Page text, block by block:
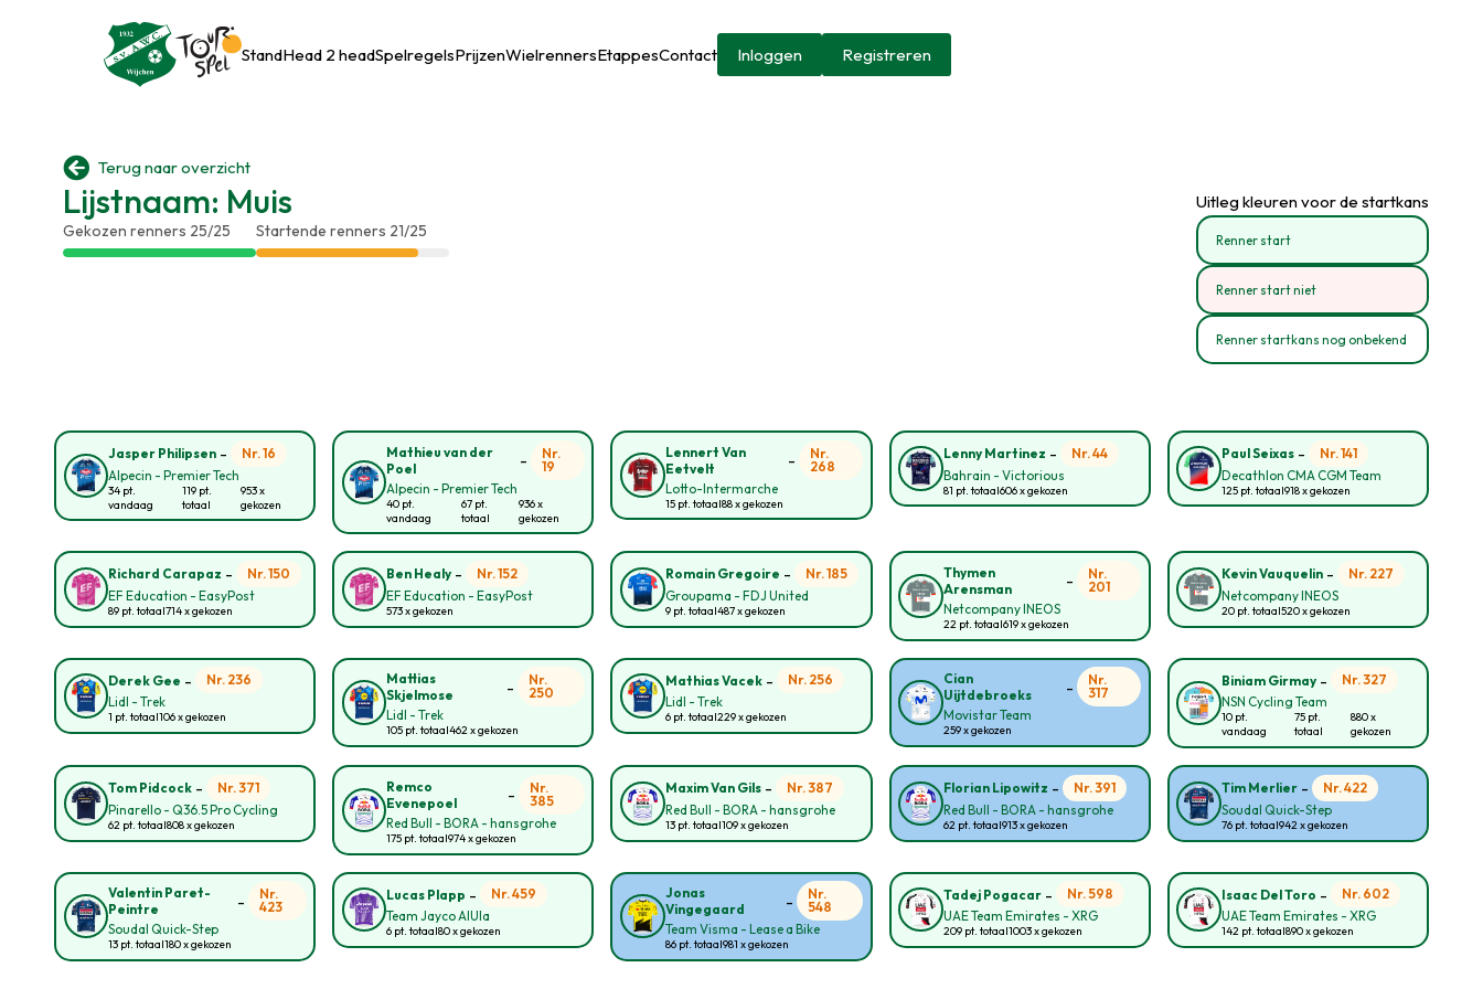
StandHead 2 headSpelregelsPrijzenWielrennersEtappesContact Inloggen Registreren
 Terug naar overzicht
Lijstnaam: Muis
Gekozen renners 25/25 Startende renners 21/25
Uitleg kleuren voor de startkans
Renner start
Renner start niet
Renner startkans nog onbekend
Jasper Philipsen -
Nr. 16
Alpecin - Premier Tech
34 pt.
vandaag
119 pt.
totaal
953 x
gekozen
Mathieu van der
Poel
-
Nr.
19
Alpecin - Premier Tech
40 pt.
vandaag
67 pt.
totaal
936 x
gekozen
Lennert Van
Eetvelt
-
Nr.
268
Lotto-Intermarche
15 pt. totaal88 x gekozen
Lenny Martinez -
Nr. 44
Bahrain - Victorious
81 pt. totaal606 x gekozen
Paul Seixas-
Nr. 141
Decathlon CMA CGM Team
125 pt. totaal918 x gekozen
Richard Carapaz -
Nr. 150
EF Education - EasyPost
89 pt. totaal714 x gekozen
Ben Healy -
Nr. 152
EF Education - EasyPost
573 x gekozen
Romain Gregoire -
Nr. 185
Groupama - FDJ United
9 pt. totaal487 x gekozen
Thymen
Arensman
-
Nr.
201
Netcompany INEOS
22 pt. totaal619 x gekozen
Kevin Vauquelin-
Nr. 227
Netcompany INEOS
20 pt. totaal520 x gekozen
Derek Gee -
Nr. 236
Lidl - Trek
1 pt. totaal106 x gekozen
Mattias
Skjelmose
-
Nr.
250
Lidl - Trek
105 pt. totaal462 x gekozen
Mathias Vacek-
Nr. 256
Lidl - Trek
6 pt. totaal229 x gekozen
Cian
Uijtdebroeks
-
Nr.
317
Movistar Team
259 x gekozen
Biniam Girmay-
Nr. 327
NSN Cycling Team
10 pt.
vandaag
75 pt.
totaal
880 x
gekozen
Tom Pidcock -
Nr. 371
Pinarello - Q36.5 Pro Cycling
62 pt. totaal808 x gekozen
Remco
Evenepoel
-
Nr.
385
Red Bull - BORA - hansgrohe
175 pt. totaal974 x gekozen
Maxim Van Gils-
Nr. 387
Red Bull - BORA - hansgrohe
13 pt. totaal109 x gekozen
Florian Lipowitz -
Nr. 391
Red Bull - BORA - hansgrohe
62 pt. totaal913 x gekozen
Tim Merlier-
Nr. 422
Soudal Quick-Step
76 pt. totaal942 x gekozen
Valentin Paret-
Peintre
-
Nr.
423
Soudal Quick-Step
13 pt. totaal180 x gekozen
Lucas Plapp -
Nr. 459
Team Jayco AlUla
6 pt. totaal80 x gekozen
Jonas
Vingegaard
-
Nr.
548
Team Visma - Lease a Bike
86 pt. totaal981 x gekozen
Tadej Pogacar-
Nr. 598
UAE Team Emirates - XRG
209 pt. totaal1003 x gekozen
Isaac Del Toro -
Nr. 602
UAE Team Emirates - XRG
142 pt. totaal890 x gekozen